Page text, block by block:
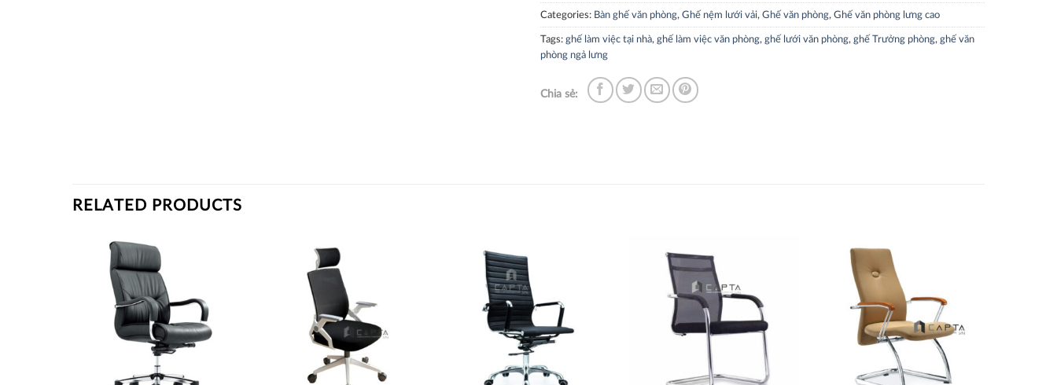
Categories: Bàn ghế văn phòng, Ghế nệm lưới vải, Ghế văn phòng, Ghế văn phòng lưng cao
Tags: ghế làm việc tại nhà, ghế làm việc văn phòng, ghế lưới văn phòng, ghế Trưởng phòng, ghế văn
phòng ngả lưng
Chia sẻ:
RELATED PRODUCTS